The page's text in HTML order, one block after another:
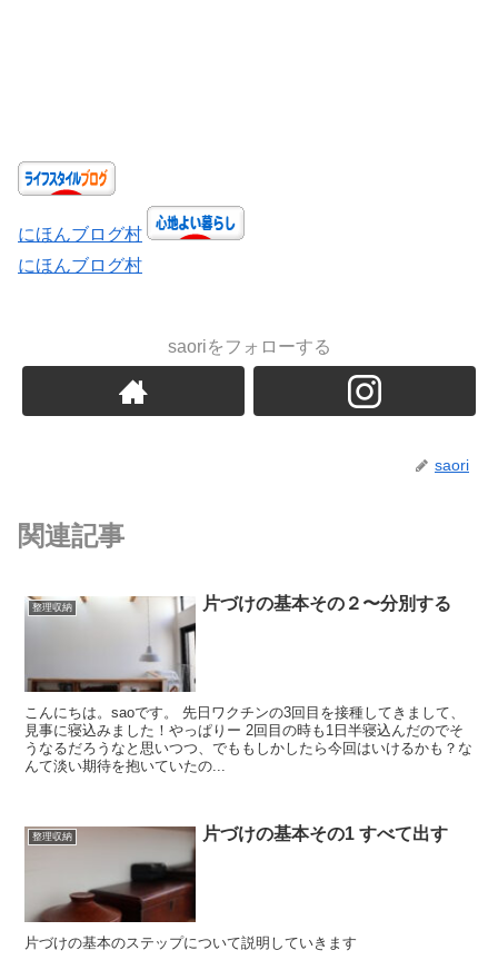
にほんブログ村
にほんブログ村
saoriをフォローする
saori
関連記事
整理収納 片づけの基本その２〜分別する
こんにちは。saoです。 先日ワクチンの3回目を接種してきまして、
見事に寝込みました！やっぱりー 2回目の時も1日半寝込んだのでそ
うなるだろうなと思いつつ、でももしかしたら今回はいけるかも？な
んて淡い期待を抱いていたの...
整理収納 片づけの基本その1 すべて出す
片づけの基本のステップについて説明していきます